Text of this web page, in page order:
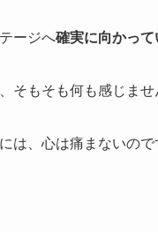
ージへ確実に向かっ
そもそも何も感じませ
は、心は痛まないので